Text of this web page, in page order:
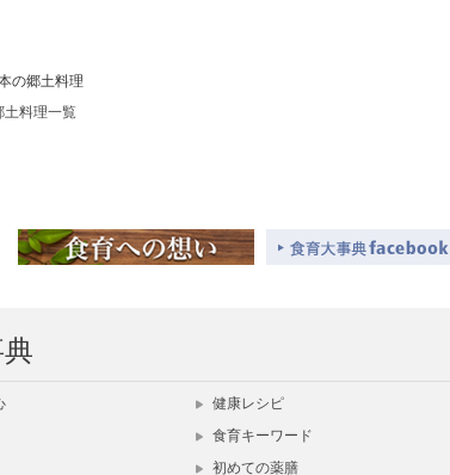
の郷土料理
土料理一覧
健康レシピ
食育キーワード
初めての薬膳